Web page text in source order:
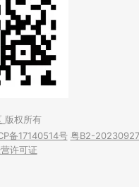
版权所有
备17140514号 粤B2-20230927
许可证